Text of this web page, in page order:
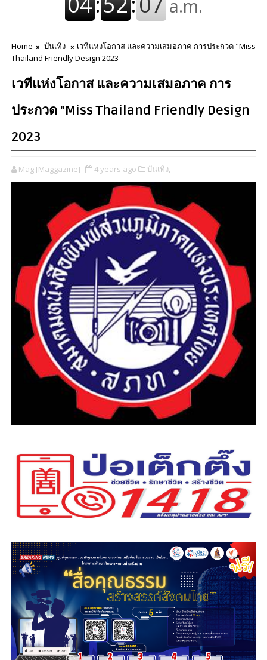
Home บันเทิง
เวทีแห่งโอกาส และความเสมอภาค การประกวด "Miss
Thailand Friendly Design 2023
เวทีแห่งโอกาส และความเสมอภาค การ
ประกวด "Miss Thailand Friendly Design
2023
Mag [Maggazine] 4 years ago บันเทิง,